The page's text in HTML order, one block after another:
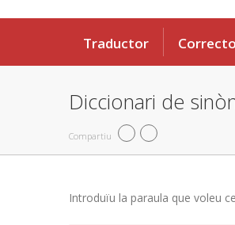
Traductor
Diccionari de
Compartiu
Introduïu la paraula que voleu